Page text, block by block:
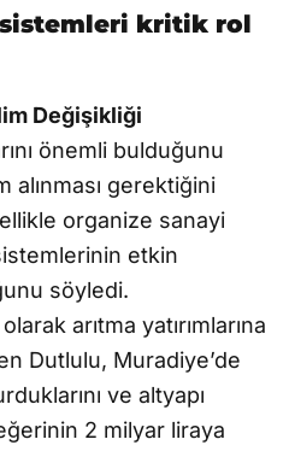
sistemleri kritik rol
Değişikliği
önemli bulduğunu
alınması gerektiğini
organize sanayi
etkin
söyledi.
arıtma yatırımlarına
Dutlulu, Muradiye’de
ve altyapı
2 milyar liraya